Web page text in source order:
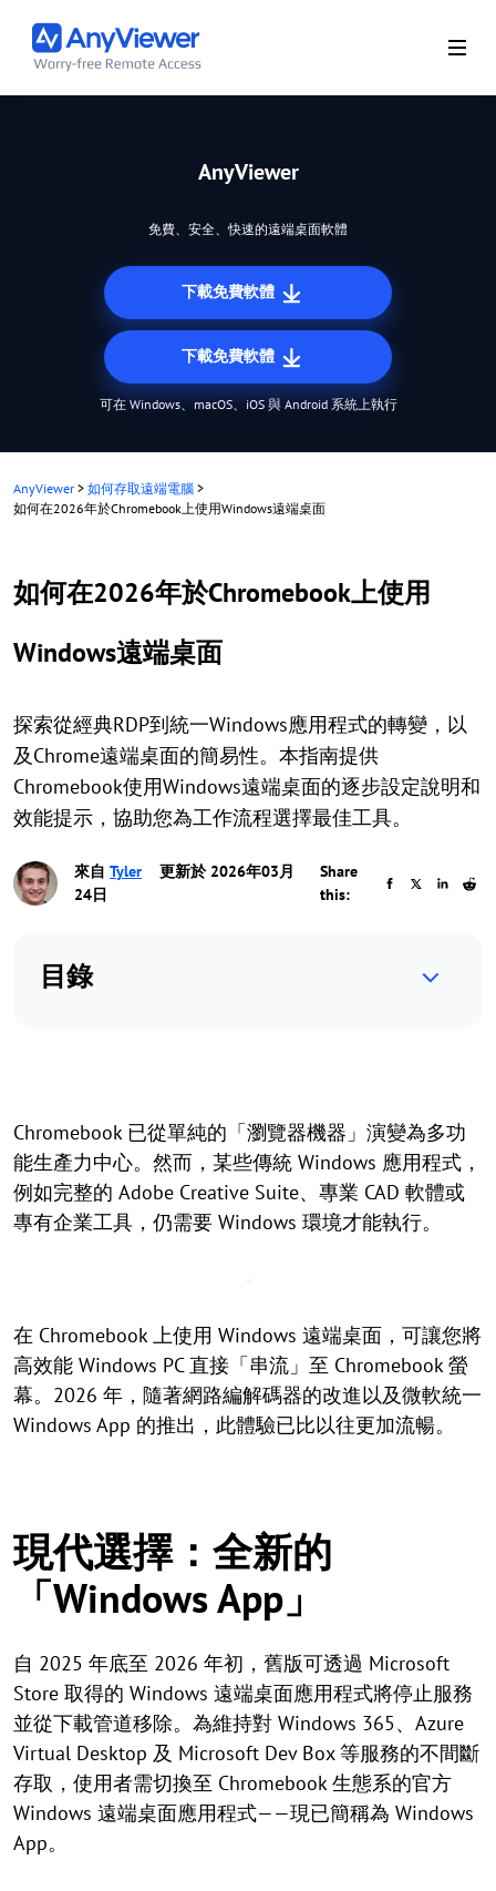
AnyViewer
免費、安全、快速的遠端桌面軟體
下載免費軟體
下載免費軟體
可在 Windows、macOS、iOS 與 Android 系統上執行
AnyViewer > 如何存取遠端電腦 >
如何在2026年於Chromebook上使用Windows遠端桌面
如何在2026年於Chromebook上使用
Windows遠端桌面
探索從經典RDP到統一Windows應用程式的轉變，以
及Chrome遠端桌面的簡易性。本指南提供
Chromebook使用Windows遠端桌面的逐步設定說明和
效能提示，協助您為工作流程選擇最佳工具。
來自 Tyler
更新於 2026年03月
24日
Share
this:
目錄
Chromebook 已從單純的「瀏覽器機器」演變為多功
能生產力中心。然而，某些傳統 Windows 應用程式，
例如完整的 Adobe Creative Suite、專業 CAD 軟體或
專有企業工具，仍需要 Windows 環境才能執行。
在 Chromebook 上使用 Windows 遠端桌面，可讓您將
高效能 Windows PC 直接「串流」至 Chromebook 螢
幕。2026 年，隨著網路編解碼器的改進以及微軟統一
Windows App 的推出，此體驗已比以往更加流暢。
現代選擇：全新的
「Windows App」
自 2025 年底至 2026 年初，舊版可透過 Microsoft
Store 取得的 Windows 遠端桌面應用程式將停止服務
並從下載管道移除。為維持對 Windows 365、Azure
Virtual Desktop 及 Microsoft Dev Box 等服務的不間斷
存取，使用者需切換至 Chromebook 生態系的官方
Windows 遠端桌面應用程式——現已簡稱為 Windows
App。